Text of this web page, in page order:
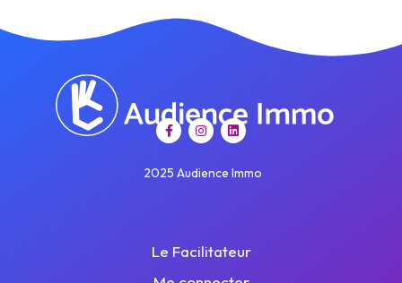
2025 Audience Immo
Le Facilitateur